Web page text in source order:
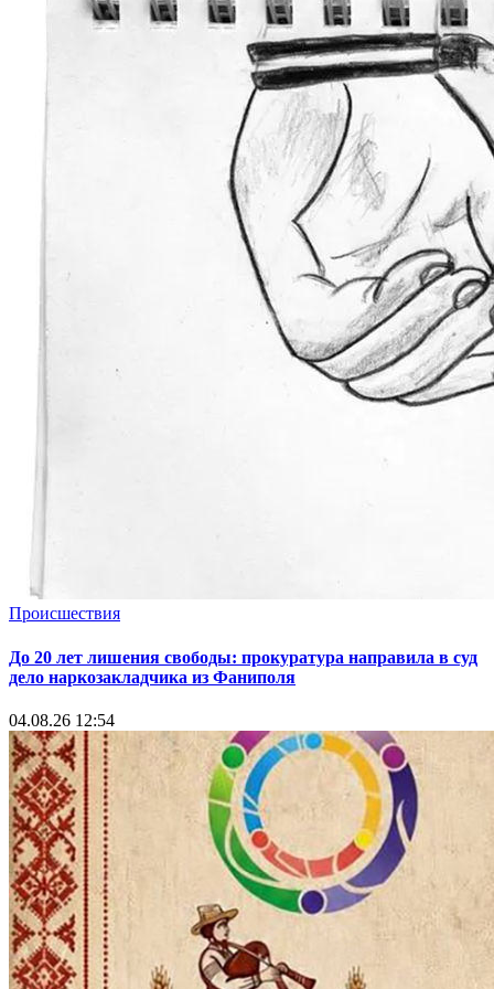
Происшествия
До 20 лет лишения свободы: прокуратура направила в суд
дело наркозакладчика из Фаниполя
04.08.26 12:54